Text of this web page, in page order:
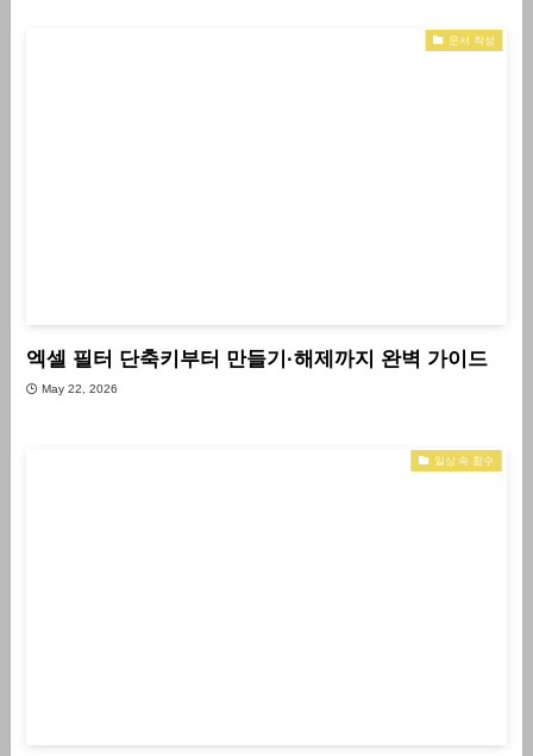
문서 작성
엑셀 필터 단축키부터 만들기·해제까지 완벽 가이드
May 22, 2026
일상 속 함수